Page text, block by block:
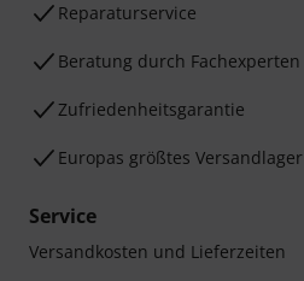
Reparaturservice
Beratung durch Fachexperten
Zufriedenheitsgarantie
Europas größtes Versandlager
Service
Versandkosten und Lieferzeiten